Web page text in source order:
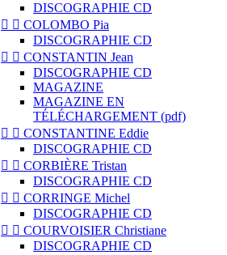
DISCOGRAPHIE CD
  COLOMBO Pia
DISCOGRAPHIE CD
  CONSTANTIN Jean
DISCOGRAPHIE CD
MAGAZINE
MAGAZINE EN
TÉLÉCHARGEMENT (pdf)
  CONSTANTINE Eddie
DISCOGRAPHIE CD
  CORBIÈRE Tristan
DISCOGRAPHIE CD
  CORRINGE Michel
DISCOGRAPHIE CD
  COURVOISIER Christiane
DISCOGRAPHIE CD